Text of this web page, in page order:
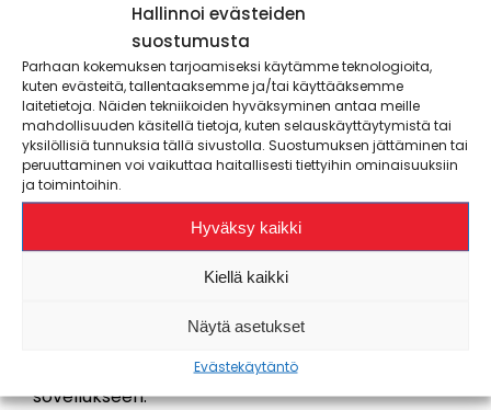
Hallinnoi evästeiden
suostumusta
Parhaan kokemuksen tarjoamiseksi käytämme teknologioita,
kuten evästeitä, tallentaaksemme ja/tai käyttääksemme
laitetietoja. Näiden tekniikoiden hyväksyminen antaa meille
mahdollisuuden käsitellä tietoja, kuten selauskäyttäytymistä tai
yksilöllisiä tunnuksia tällä sivustolla. Suostumuksen jättäminen tai
peruuttaminen voi vaikuttaa haitallisesti tiettyihin ominaisuuksiin
ja toimintoihin.
Hyväksy kaikki
Kiellä kaikki
Näytä asetukset
Evästekäytäntö
tunnuksilla sovelluskaupasta löytyvään Slice.fi
sovellukseen ja anna sovellukselle kaikki sen
pyytämät luvat. Onneksi olkoon, opiskelijakorttisi
on valmis! Muista hyödyntää aktiivisesti näitä
rahanarvoisia etuja niin saat opinnoistasi kaiken
ilon irti.
Mikäli vaihdat puhelinta, sinun tulee päivittää
opiskelijakorttisi uuteen puhelimeen. Siirry
osoitteeseen Slice.fi/resetoi ja syötä sinne Slicen
tiedossa oleva sähköpostiosoitteesi. Saat hetken
kuluttua sähköpostiisi linkin, jota klikkaamalla
saat pian uudet sovelluksen aktivointitunnukset
sähköpostiisi, joilla voit kirjautua Slice.fi
sovellukseen.